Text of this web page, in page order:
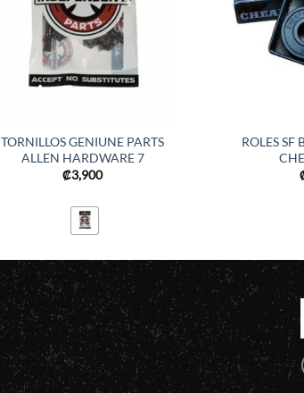
TORNILLOS GENIUNE PARTS
ALLEN HARDWARE 7
₡3,900
ROLES SF